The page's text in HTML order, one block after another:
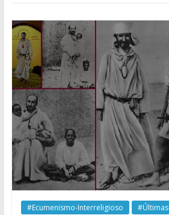
#Ecumenismo-Interreligioso #Últimas